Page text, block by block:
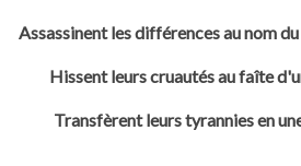
Assassinent les différences au nom
Hissent leurs cruautés au faîte
Transfèrent leurs tyrannies en